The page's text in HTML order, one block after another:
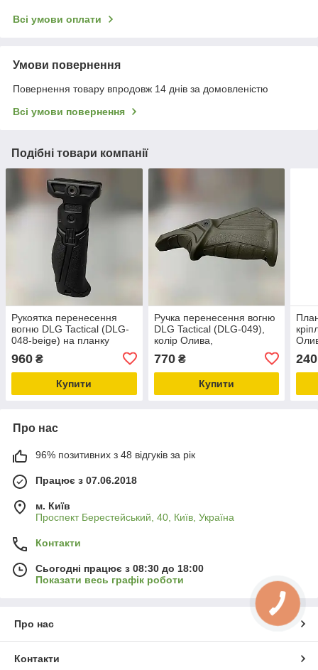
Всі умови оплати
Умови повернення
Повернення товару впродовж 14 днів за домовленістю
Всі умови повернення
Подібні товари компанії
Рукоятка перенесення
вогню DLG Tactical (DLG-
048-beige) на планку
складана, ручка
перенесення вогню
960 ₴
Купити
Ручка перенесення вогню
DLG Tactical (DLG-049),
колір Олива,
горизонтальна, на планку
Picatinny, упор на цівці
770₴
Купити
LOK
240
Про нас
96% позитивних з 48 відгуків за рік
Працює з 07.06.2018
м. Київ
Проспект Берестейський, 40, Київ, Україна
Контакти
Сьогодні працює з 08:30 до 18:00
Показати весь графік роботи
Про нас
Контакти